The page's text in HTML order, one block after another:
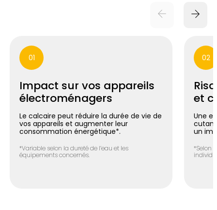
01
Impact sur vos appareils
électroménagers
Le calcaire peut réduire la durée de vie de
vos appareils et augmenter leur
consommation énergétique*.
*Variable selon la dureté de l’eau et les
équipements concernés.
02
et
Une
un
*Selon